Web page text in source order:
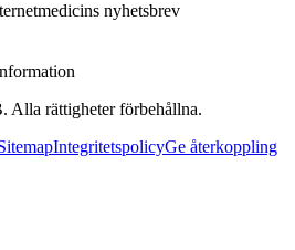
nyhetsbrev
Alla rättigheter förbehållna.
IntegritetspolicyGe återkoppling